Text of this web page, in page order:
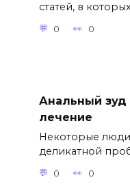
статей, в которых
0 0
Анальный
лечение
Некоторые люди
деликатной
0 0